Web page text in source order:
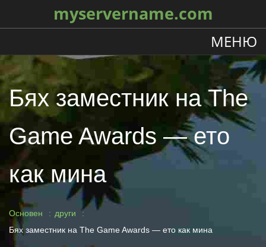
myservername.com
МЕНЮ
Бях заместник на The
Game Awards — ето
как мина
Основен
други
Бях заместник на The Game Awards — ето как мина